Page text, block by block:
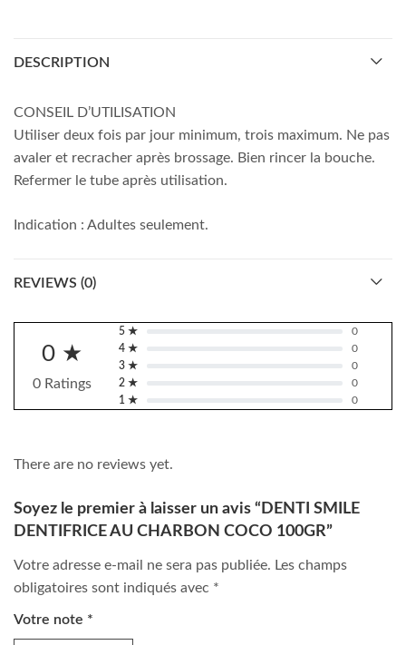
DESCRIPTION
CONSEIL D’UTILISATION
Utiliser deux fois par jour minimum, trois maximum. Ne pas
avaler et recracher après brossage. Bien rincer la bouche.
Refermer le tube après utilisation.
Indication : Adultes seulement.
REVIEWS (0)
0 ★
0 Ratings
5 ★
0
4 ★
0
3 ★
0
2 ★
0
1 ★
0
There are no reviews yet.
Soyez le premier à laisser un avis “DENTI SMILE
DENTIFRICE AU CHARBON COCO 100GR”
Votre adresse e-mail ne sera pas publiée. Les champs
obligatoires sont indiqués avec *
Votre note *